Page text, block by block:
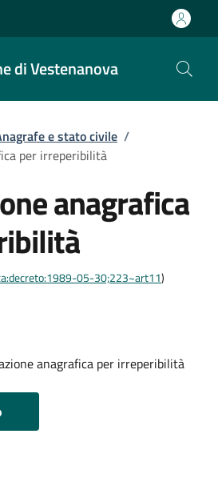
di Vestenanova
e stato civile /
per irreperibilità
anagrafica
05-30;223~art11)
anagrafica per irreperibilità